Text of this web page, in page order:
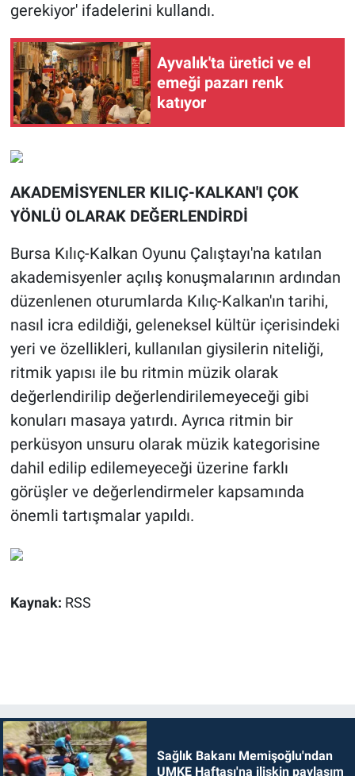
gerekiyor' ifadelerini kullandı.
Ayvalık'ta üretici ve el
emeği pazarı renk
katıyor
AKADEMİSYENLER KILIÇ-KALKAN'I ÇOK
YÖNLÜ OLARAK DEĞERLENDİRDİ
Bursa Kılıç-Kalkan Oyunu Çalıştayı'na katılan
akademisyenler açılış konuşmalarının ardından
düzenlenen oturumlarda Kılıç-Kalkan'ın tarihi,
nasıl icra edildiği, geleneksel kültür içerisindeki
yeri ve özellikleri, kullanılan giysilerin niteliği,
ritmik yapısı ile bu ritmin müzik olarak
değerlendirilip değerlendirilemeyeceği gibi
konuları masaya yatırdı. Ayrıca ritmin bir
perküsyon unsuru olarak müzik kategorisine
dahil edilip edilemeyeceği üzerine farklı
görüşler ve değerlendirmeler kapsamında
önemli tartışmalar yapıldı.
Kaynak: RSS
Sağlık Bakanı Memişoğlu'ndan
UMKE Haftası'na ilişkin paylaşım